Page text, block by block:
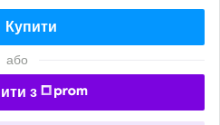
Купити
або
з